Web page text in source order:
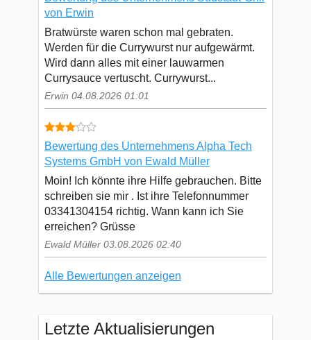
von Erwin
Bratwürste waren schon mal gebraten.
Werden für die Currywurst nur aufgewärmt.
Wird dann alles mit einer lauwarmen
Currysauce vertuscht. Currywurst...
Erwin 04.08.2026 01:01
Bewertung des Unternehmens Alpha Tech
Systems GmbH von Ewald Müller
Moin! Ich könnte ihre Hilfe gebrauchen. Bitte
schreiben sie mir . Ist ihre Telefonnummer
03341304154 richtig. Wann kann ich Sie
erreichen? Grüsse
Ewald Müller 03.08.2026 02:40
Alle Bewertungen anzeigen
Letzte Aktualisierungen